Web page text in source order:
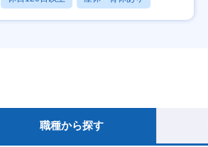
賞与あり
職種から探す